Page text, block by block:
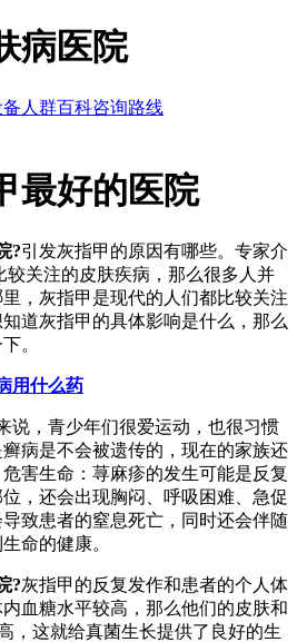
病医院
人群百科咨询路线
最好的医院
?引发灰指甲的原因有哪些。专家介
较关注的皮肤疾病，那么很多人并
，灰指甲是现代的人们都比较关注
道灰指甲的具体影响是什么，那么
。
用什么药
说，青少年们很爱运动，也很习惯
病是不会被遗传的，现在的家族还
害生命：荨麻疹的发生可能是反复
，还会出现胸闷、呼吸困难、急促
致患者的窒息死亡，同时还会伴随
命的健康。
?灰指甲的反复发作和患者的个人体
血糖水平较高，那么他们的皮肤和
，这就给真菌生长提供了良好的生